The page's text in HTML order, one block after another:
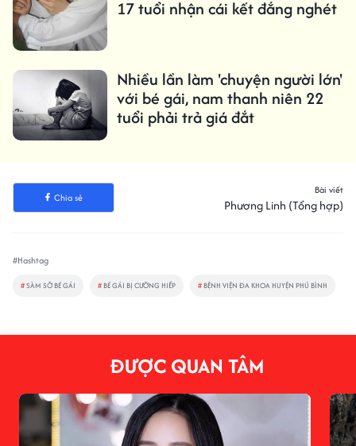
17 tuổi nhận cái kết đắng nghét
Nhiều lần làm 'chuyện người lớn'
với bé gái, nam thanh niên 22
tuổi phải trả giá đắt
Chia sẻ
Bài viết
Phương Linh (Tổng hợp)
#Hashtag
#SÀM SỠ BÉ GÁI # BÉ GÁI BỊ CƯỠNG HIẾP # BỆNH VIỆN ĐA KHOA HUYỆN PHÚ BÌNH
ĐƯỢC QUAN TÂM